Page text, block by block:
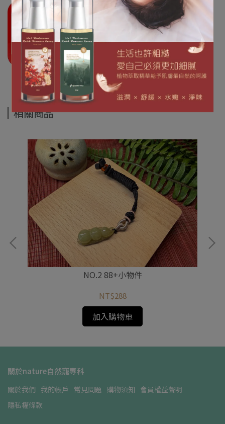
相關商品
NO.2 88+小物件
NT$288
加入購物車
關於nature自然寵專科
關於我們 我的帳戶 常見問題 購物須知 會員權益聲明
隱私權條款